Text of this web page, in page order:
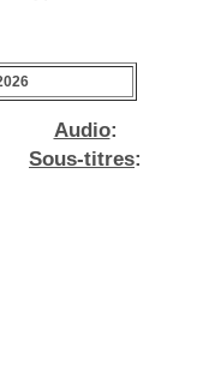
Audio:
Sous-titres: